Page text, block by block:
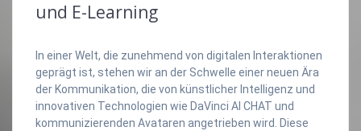
und E-Learning
In einer Welt, die zunehmend von digitalen Interaktionen
geprägt ist, stehen wir an der Schwelle einer neuen Ära
der Kommunikation, die von künstlicher Intelligenz und
innovativen Technologien wie DaVinci AI CHAT und
kommunizierenden Avataren angetrieben wird. Diese